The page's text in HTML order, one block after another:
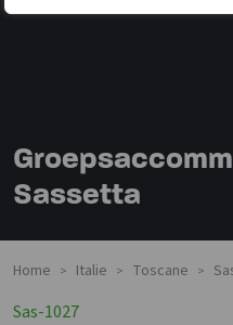
Sassetta
Home > Italie > Toscane >
Sas-1027